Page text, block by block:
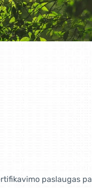
paslaugas